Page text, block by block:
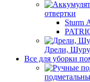
отвертки
Sturm
Дрели,
Все для уборки